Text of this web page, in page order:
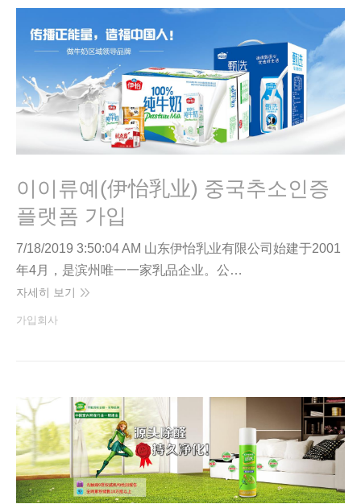
이이류예(伊怡乳业) 중국추소인증
플랫폼 가입
7/18/2019 3:50:04 AM 山东伊怡乳业有限公司始建于2001
年4月，是滨州唯一一家乳品企业。公…
자세히 보기
가입회사